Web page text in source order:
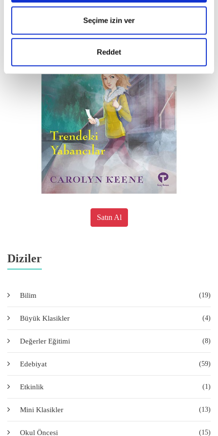
Seçime izin ver
Reddet
Satın Al
Diziler
Bilim (19)
Büyük Klasikler (4)
Değerler Eğitimi (8)
Edebiyat (59)
Etkinlik (1)
Mini Klasikler (13)
Okul Öncesi (15)